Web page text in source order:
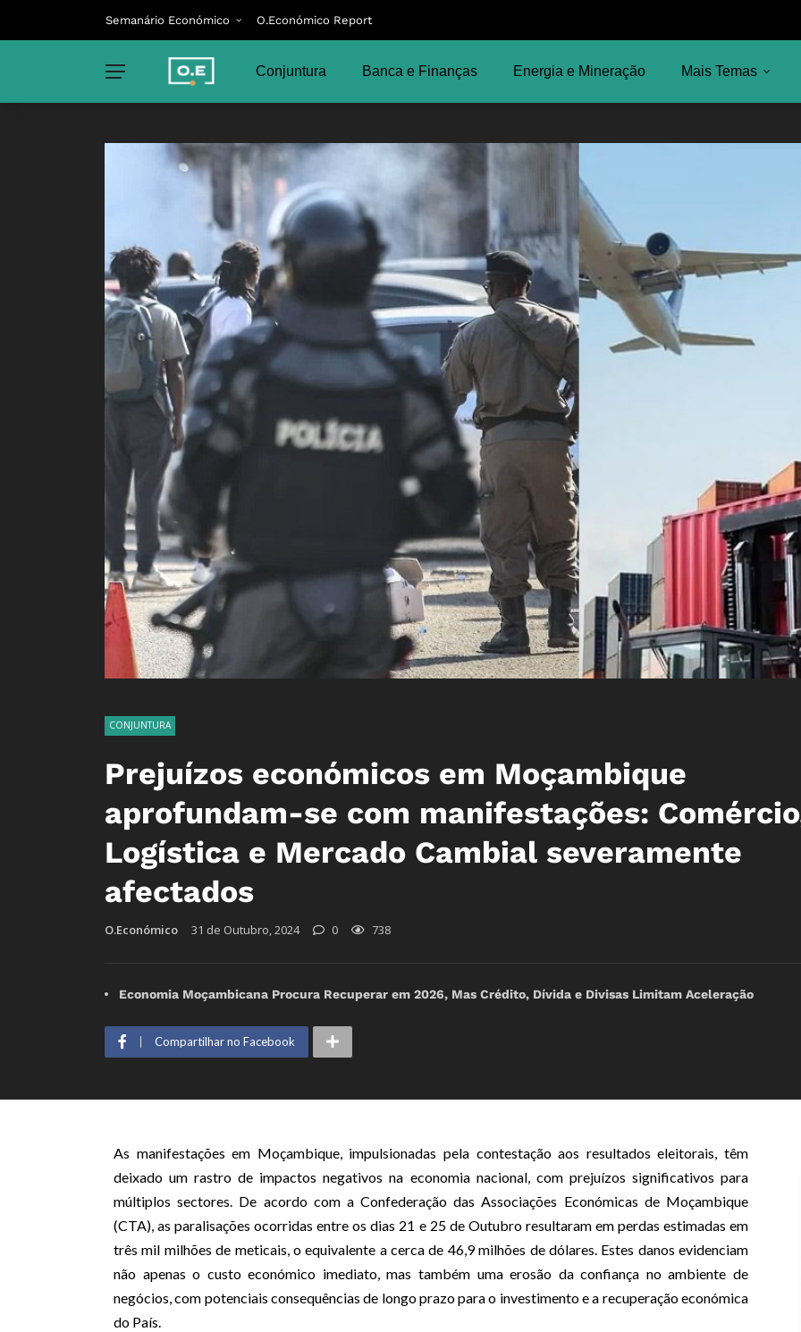
Semanário Económico O.Económico Report
Conjuntura Banca e Finanças Energia e Mineração Mais Temas
CONJUNTURA
Prejuízos económicos em Moçambique
aprofundam-se com manifestações:
Logística e Mercado Cambial severamente
afectados
O.Económico 31 de Outubro, 2024 0 738
Economia Moçambicana Procura Recuperar em 2026, Mas Crédito, Dívida e Divisas Limitam Aceleração
Compartilhar no Facebook
As manifestações em Moçambique, impulsionadas pela contestação aos resultados eleitorais, têm
deixado um rastro de impactos negativos na economia nacional, com prejuízos significativos para
múltiplos sectores. De acordo com a Confederação das Associações Económicas de Moçambique
(CTA), as paralisações ocorridas entre os dias 21 e 25 de Outubro resultaram em perdas estimadas em
três mil milhões de meticais, o equivalente a cerca de 46,9 milhões de dólares. Estes danos evidenciam
não apenas o custo económico imediato, mas também uma erosão da confiança no ambiente de
negócios, com potenciais consequências de longo prazo para o investimento e a recuperação económica
do País.